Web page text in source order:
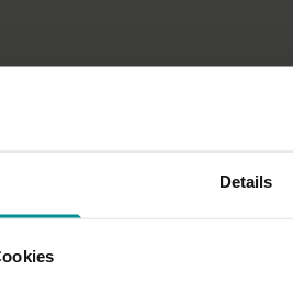
Details
deren korrekte Ausführung und